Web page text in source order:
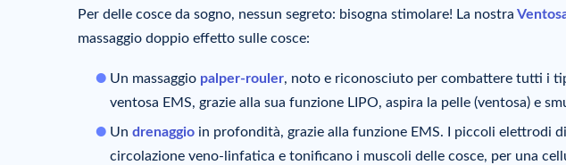
Per delle cosce da sogno, nessun segreto: bisogna stimolare! La nostra
massaggio doppio effetto sulle cosce:
Un massaggio palper-rouler, noto e riconosciuto per combattere tutti i
ventosa EMS, grazie alla sua funzione LIPO, aspira la pelle (ventosa) e
Un drenaggio in profondità, grazie alla funzione EMS. I piccoli elettrodi
circolazione veno-linfatica e tonificano i muscoli delle cosce, per una